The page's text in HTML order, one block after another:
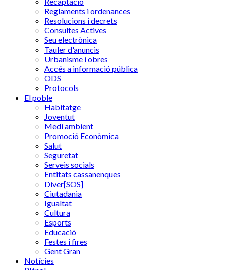
Reglaments i ordenances
Resolucions i decrets
Consultes Actives
Seu electrònica
Tauler d'anuncis
Urbanisme i obres
Accés a informació pública
ODS
Protocols
El poble
Habitatge
Joventut
Medi ambient
Promoció Econòmica
Salut
Seguretat
Serveis socials
Entitats cassanenques
Diver[SOS]
Ciutadania
Igualtat
Cultura
Esports
Educació
Festes i fires
Gent Gran
Notícies